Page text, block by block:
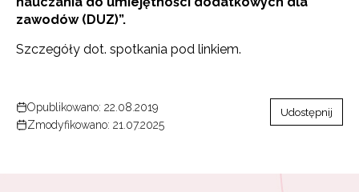
zawodów (DUZ)”.
Szczegóły dot. spotkania pod linkiem.
Opublikowano: 22.08.2019
Zmodyfikowano: 21.07.2025
Udostępnij